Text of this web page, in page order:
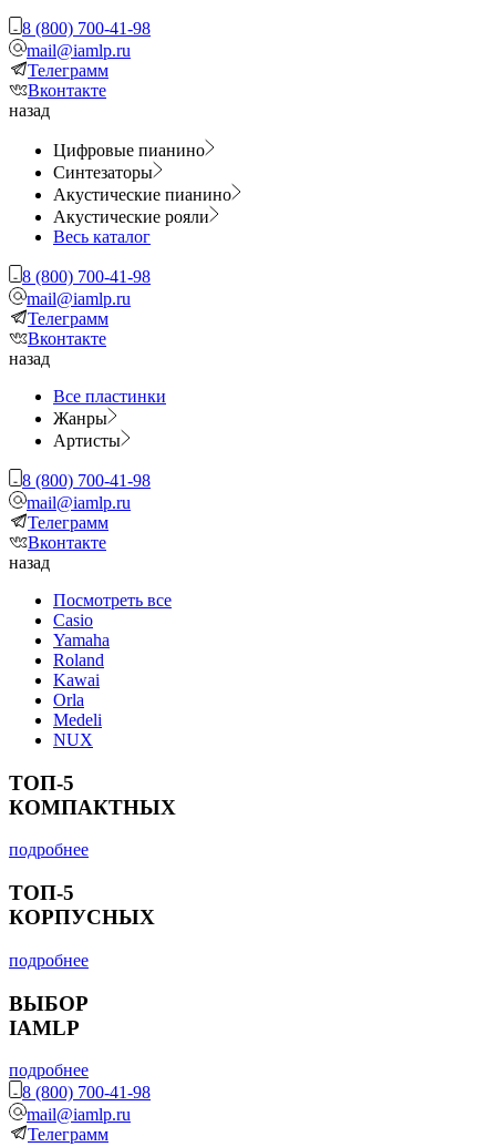
8 (800) 700-41-98
mail@iamlp.ru
Телеграмм
Вконтакте
назад
Цифровые пианино
Синтезаторы
Акустические пианино
Акустические рояли
Весь каталог
8 (800) 700-41-98
mail@iamlp.ru
Телеграмм
Вконтакте
назад
Все пластинки
Жанры
Артисты
8 (800) 700-41-98
mail@iamlp.ru
Телеграмм
Вконтакте
назад
Посмотреть все
Casio
Yamaha
Roland
Kawai
Orla
Medeli
NUX
ТОП-5
КОМПАКТНЫХ
подробнее
ТОП-5
КОРПУСНЫХ
подробнее
ВЫБОР
IAMLP
подробнее
8 (800) 700-41-98
mail@iamlp.ru
Телеграмм